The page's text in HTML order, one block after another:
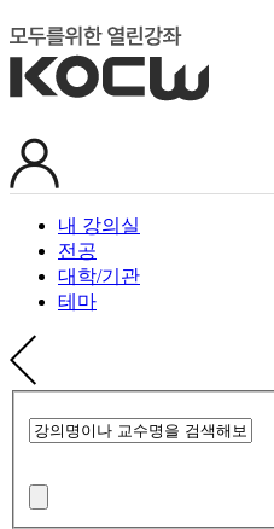
내 강의실
전공
대학/기관
테마